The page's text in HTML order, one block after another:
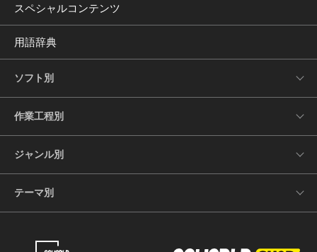
スペシャルコンテンツ
用語辞典
ソフト別
作業工程別
ジャンル別
テーマ別